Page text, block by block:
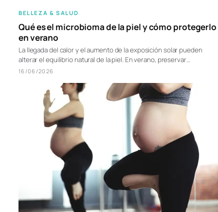
BELLEZA & SALUD
Qué es el microbioma de la piel y cómo protegerlo
en verano
La llegada del calor y el aumento de la exposición solar pueden
alterar el equilibrio natural de la piel. En verano, preservar…
16/06/2026